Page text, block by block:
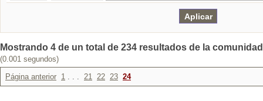
Mostrando 4 de un total de 234 resultados de la
(0.001 segundos)
Página anterior 1 . . . 21 22 23 24